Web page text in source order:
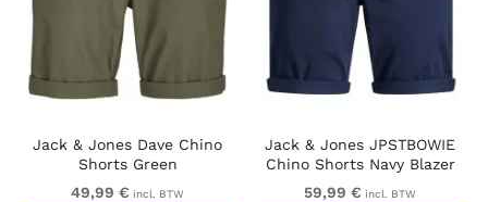
Jack & Jones Dave Chino
Shorts Green
49,99 € incl. BTW
Jack & Jones JPSTBOWIE
Chino Shorts Navy Blazer
59,99 € incl. BTW